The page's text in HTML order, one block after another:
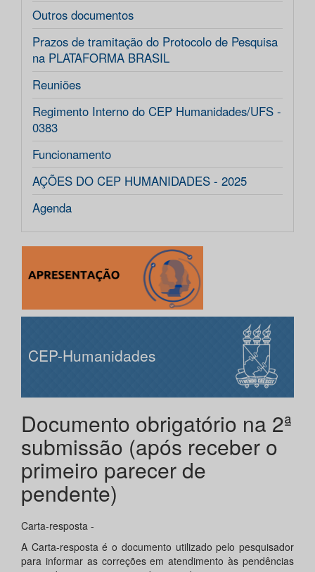
Outros documentos
Prazos de tramitação do Protocolo de Pesquisa
na PLATAFORMA BRASIL
Reuniões
Regimento Interno do CEP Humanidades/UFS -
0383
Funcionamento
AÇÕES DO CEP HUMANIDADES - 2025
Agenda
CEP-Humanidades
Documento obrigatório na 2ª
submissão (após receber o
primeiro parecer de
pendente)
Carta-resposta -
A Carta-resposta é o documento utilizado pelo pesquisador
para informar as correções em atendimento às pendências